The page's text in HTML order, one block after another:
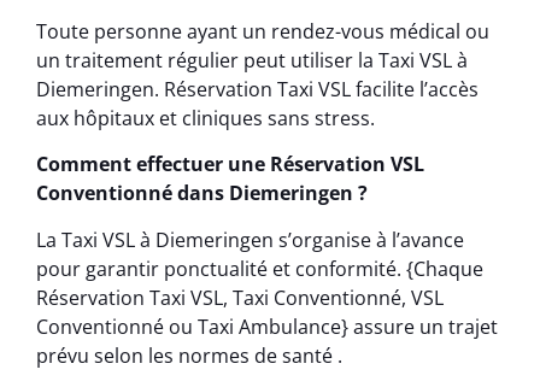
Toute personne ayant un rendez-vous médical ou
un traitement régulier peut utiliser la Taxi VSL à
Diemeringen. Réservation Taxi VSL facilite l’accès
aux hôpitaux et cliniques sans stress.
Comment effectuer une Réservation VSL
Conventionné dans Diemeringen ?
La Taxi VSL à Diemeringen s’organise à l’avance
pour garantir ponctualité et conformité. {Chaque
Réservation Taxi VSL, Taxi Conventionné, VSL
Conventionné ou Taxi Ambulance} assure un trajet
prévu selon les normes de santé .